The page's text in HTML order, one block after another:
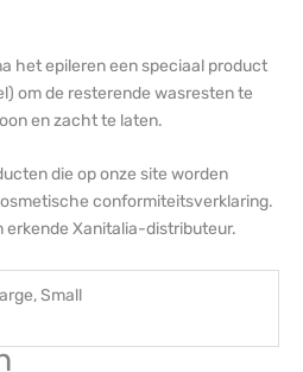
het epileren een speciaal product
om de resterende wasresten te
en zacht te laten.
die op onze site worden
conformiteitsverklaring.
erkende Xanitalia-distributeur.
Small